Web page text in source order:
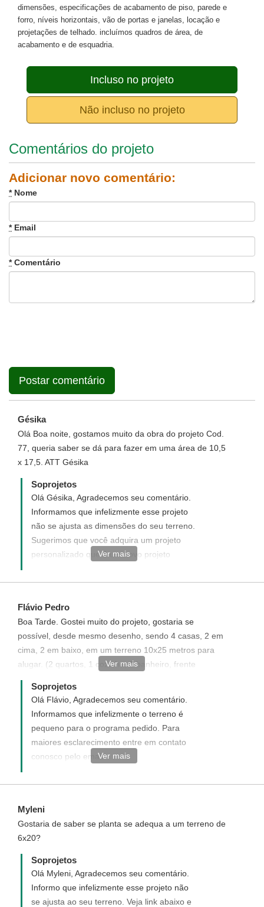
dimensões, especificações de acabamento de piso, parede e
forro, níveis horizontais, vão de portas e janelas, locação e
projetações de telhado. incluímos quadros de área, de
acabamento e de esquadria.
Incluso no projeto
Não incluso no projeto
Comentários do projeto
Adicionar novo comentário:
*Nome
*Email
*Comentário
Gésika
Olá Boa noite, gostamos muito da obra do projeto Cod.
77, queria saber se dá para fazer em uma área de 10,5
x 17,5. ATT Gésika
Soprojetos
Olá Gésika, Agradecemos seu comentário.
Informamos que infelizmente esse projeto
não se ajusta as dimensões do seu terreno.
Sugerimos que você adquira um projeto
personalizado que é um novo projeto
link abaixo e veja como funciona e como
http://www.soprojetos.com.br/personalizado
Ver mais
Flávio Pedro
Boa Tarde. Gostei muito do projeto, gostaria se
possível, desde mesmo desenho, sendo 4 casas, 2 em
cima, 2 em baixo, em um terreno 10x25 metros para
alugar. (2 quartos, 1 cozinha, 1 banheiro, frente
garagem até 4 carros, se possível)
Ver mais
Soprojetos
Olá Flávio, Agradecemos seu comentário.
Informamos que infelizmente o terreno é
pequeno para o programa pedido. Para
maiores esclarecimento entre em contato
conosco pelo email
telefone (93)3523-2115 ou 3522-3481.
Ver mais
Myleni
Gostaria de saber se planta se adequa a um terreno de
6x20?
Soprojetos
Olá Myleni, Agradecemos seu comentário.
Informo que infelizmente esse projeto não
se ajusta ao seu terreno. Veja link abaixo e